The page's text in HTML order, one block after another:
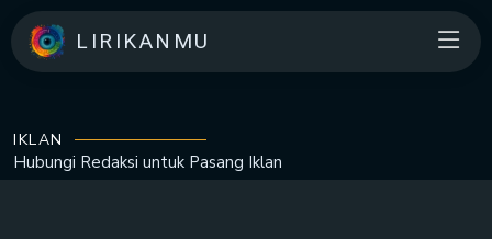
LIRIKANMU
IKLAN
Hubungi Redaksi untuk Pasang Iklan